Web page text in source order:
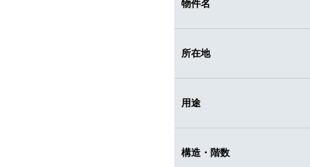
物件名
所在地
用途
構造・階数